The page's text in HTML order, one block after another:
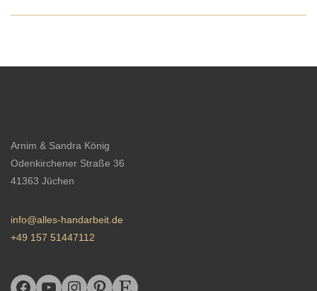
Arnim & Sandra König
Odenkirchener Straße 36
41363 Jüchen
info@alles-handarbeit.de
+49 157 51447112